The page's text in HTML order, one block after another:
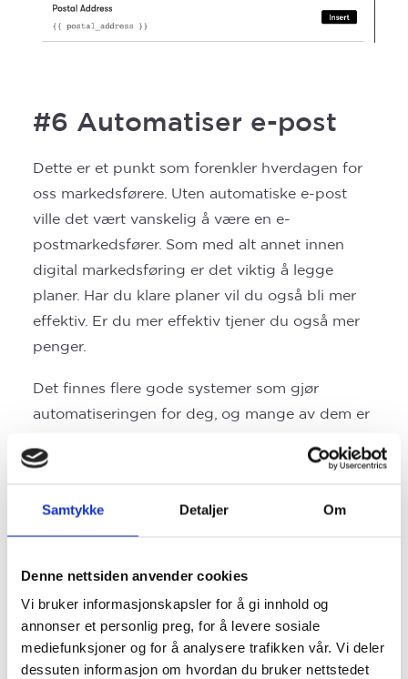
Samtykke Detaljer Om
Denne nettsiden anvender cookies
Vi bruker informasjonskapsler for å gi innhold og
annonser et personlig preg, for å levere sosiale
mediefunksjoner og for å analysere trafikken vår. Vi deler
dessuten informasjon om hvordan du bruker nettstedet
#6 Automatiser e-post
Dette er et punkt som forenkler hverdagen for
oss markedsførere. Uten automatiske e-post
ville det vært vanskelig å være en e-
postmarkedsfører. Som med alt annet innen
digital markedsføring er det viktig å legge
planer. Har du klare planer vil du også bli mer
effektiv. Er du mer effektiv tjener du også mer
penger.
Det finnes flere gode systemer som gjør
automatiseringen for deg, og mange av dem er
man ha opptil 2000 e-poster gratis. Har du
gode alternativer, som for eksempel
Make
Newsmail, et norsk selskap. Det viktigste er at
mange av dine automatiske e-poster som
faktisk kommer frem til mottageren. Et system
med dårlig rating vil ha færre e-poster som blir